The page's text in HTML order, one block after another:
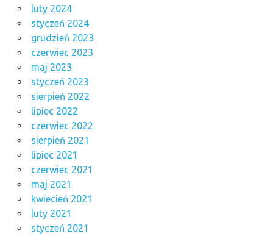
luty 2024
styczeń 2024
grudzień 2023
czerwiec 2023
maj 2023
styczeń 2023
sierpień 2022
lipiec 2022
czerwiec 2022
sierpień 2021
lipiec 2021
czerwiec 2021
maj 2021
kwiecień 2021
luty 2021
styczeń 2021